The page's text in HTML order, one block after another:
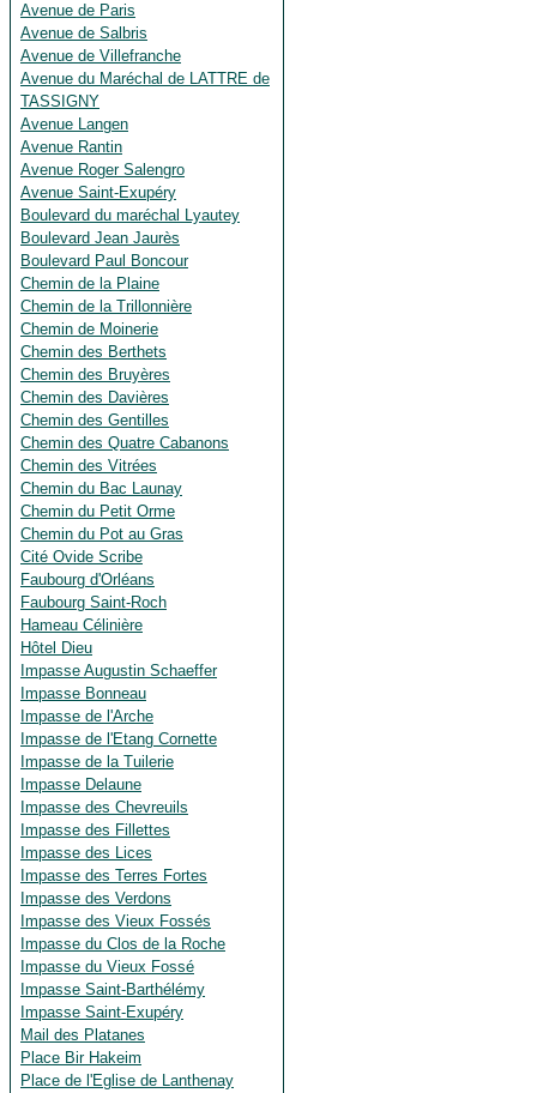
Avenue de Paris
Avenue de Salbris
Avenue de Villefranche
Avenue du Maréchal de LATTRE de
TASSIGNY
Avenue Langen
Avenue Rantin
Avenue Roger Salengro
Avenue Saint-Exupéry
Boulevard du maréchal Lyautey
Boulevard Jean Jaurès
Boulevard Paul Boncour
Chemin de la Plaine
Chemin de la Trillonnière
Chemin de Moinerie
Chemin des Berthets
Chemin des Bruyères
Chemin des Davières
Chemin des Gentilles
Chemin des Quatre Cabanons
Chemin des Vitrées
Chemin du Bac Launay
Chemin du Petit Orme
Chemin du Pot au Gras
Cité Ovide Scribe
Faubourg d'Orléans
Faubourg Saint-Roch
Hameau Célinière
Hôtel Dieu
Impasse Augustin Schaeffer
Impasse Bonneau
Impasse de l'Arche
Impasse de l'Etang Cornette
Impasse de la Tuilerie
Impasse Delaune
Impasse des Chevreuils
Impasse des Fillettes
Impasse des Lices
Impasse des Terres Fortes
Impasse des Verdons
Impasse des Vieux Fossés
Impasse du Clos de la Roche
Impasse du Vieux Fossé
Impasse Saint-Barthélémy
Impasse Saint-Exupéry
Mail des Platanes
Place Bir Hakeim
Place de l'Eglise de Lanthenay